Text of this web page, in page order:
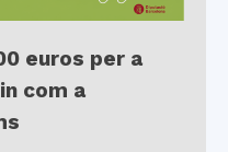
euros per a
com a